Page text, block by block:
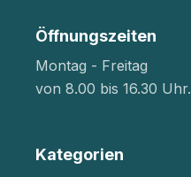
Öffnungszeiten
Montag - Freitag
von 8.00 bis 16.30 Uhr.
Kategorien